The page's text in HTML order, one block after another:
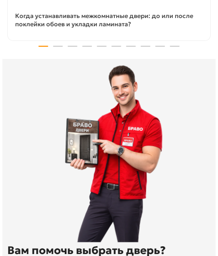
Когда устанавливать межкомнатные двери: до или после
поклейки обоев и укладки ламината?
Вам помочь выбрать дверь?